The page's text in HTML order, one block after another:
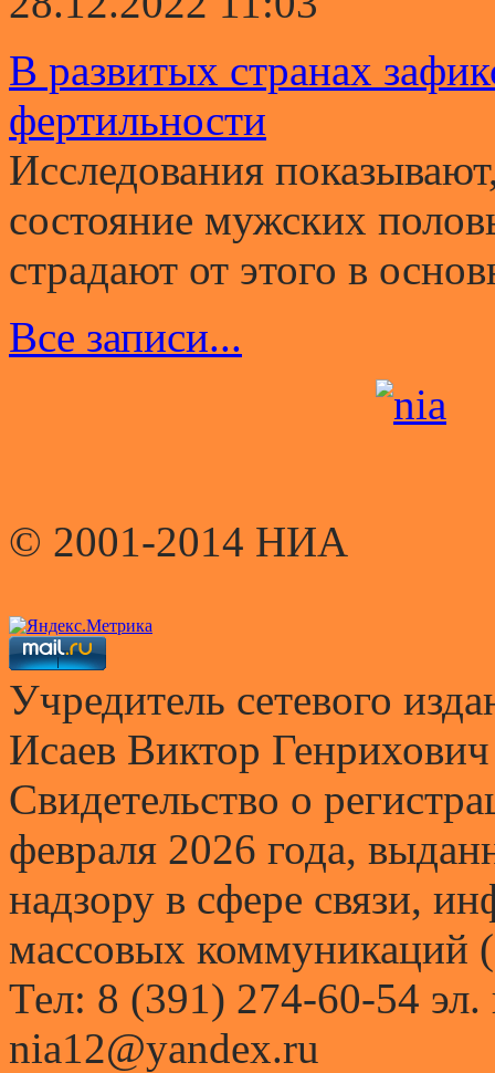
В развитых странах
фертильности
Исследования
состояние мужских
страдают от этого в
Все записи...
© 2001-2014 НИА
Учредитель сетевого
Исаев Виктор Генрихович
Свидетельство о
февраля 2026 года,
надзору в сфере связи,
массовых коммуникаций
Тел: 8 (391) 274-60-54 эл.
nia12@yandex.ru